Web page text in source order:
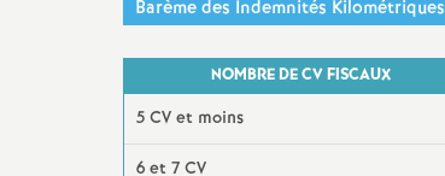
Barème des Indemnités Kilométriques
NOMBRE DE CV FISCAUX
5 CV et moins
6 et 7 CV